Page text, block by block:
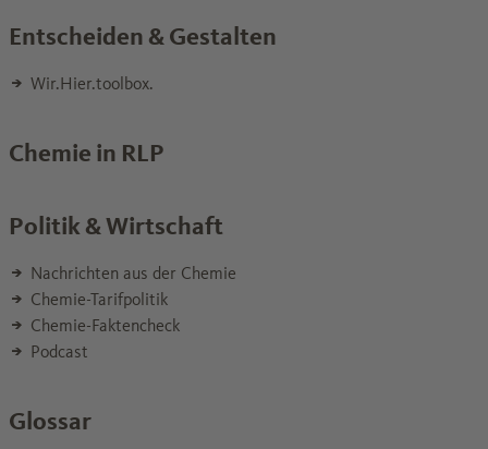
Entscheiden & Gestalten
Wir.Hier.toolbox.
Chemie in RLP
Politik & Wirtschaft
Nachrichten aus der Chemie
Chemie-Tarifpolitik
Chemie-Faktencheck
Podcast
Glossar